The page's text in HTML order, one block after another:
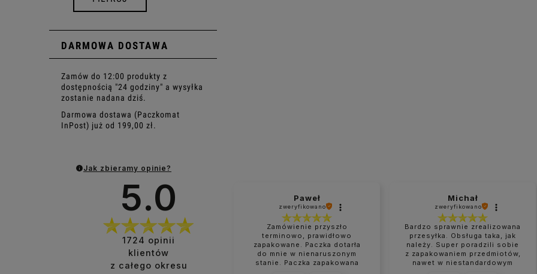
DARMOWA DOSTAWA
Zamów do 12:00 produkty z
dostępnością "24 godziny" a wysyłka
zostanie nadana dziś.
Darmowa dostawa (Paczkomat
InPost) już od 199,00 zł.
Jak zbieramy opinie?
5.0
1724 opinii
klientów
z całego okresu
Paweł
zweryfikowano
Zamówienie przyszło
terminowo, prawidłowo
zapakowane. Paczka dotarła
do mnie w nienaruszonym
stanie. Paczka zapakowana
Michał
zweryfikowano
Bardzo sprawnie zrealizowana
przesyłka. Obsługa taka, jak
należy. Super poradzili sobie
z zapakowaniem przedmiotów,
nawet w niestandardowym